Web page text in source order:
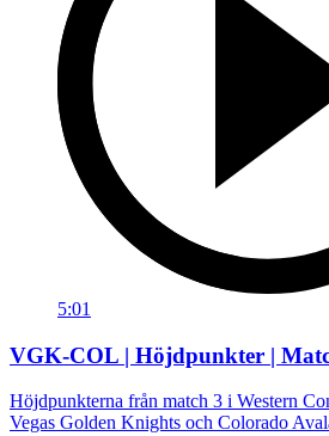
5:01
VGK-COL | Höjdpunkter |
Höjdpunkterna från match 3 i Western
Vegas Golden Knights och Colorado